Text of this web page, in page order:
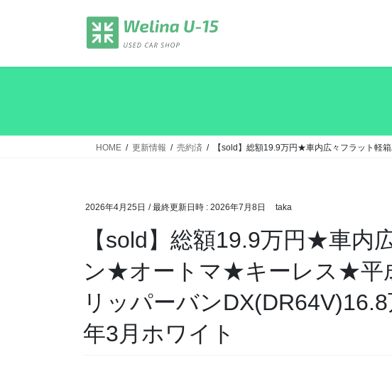
HOME 更新情報 売約済 【sold】総額19.9万円★車内広々フラット軽
2026年4月25日 / 最終更新日時 : 2026年7月8日 taka
【sold】総額19.9万円★車内
ン★オートマ★キーレス★平
リッパーバン
年3月ホワイト